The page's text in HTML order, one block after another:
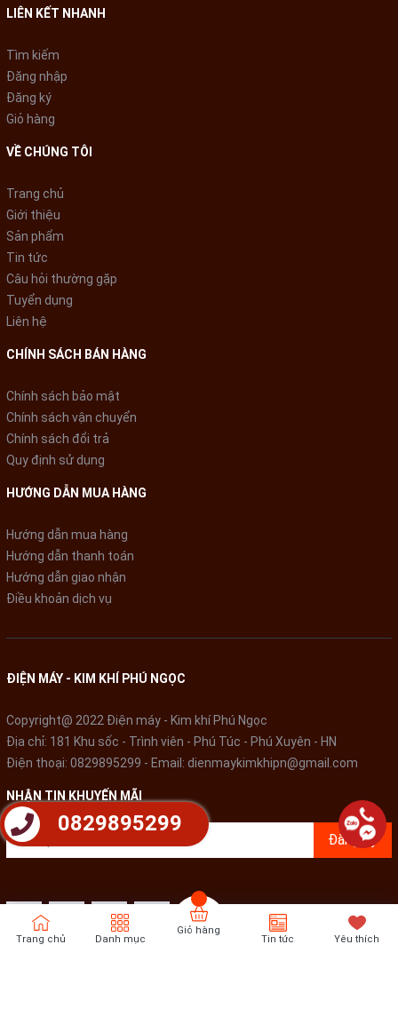
LIÊN KẾT NHANH
Tìm kiếm
Đăng nhập
Đăng ký
Giỏ hàng
VỀ CHÚNG TÔI
Trang chủ
Giới thiệu
Sản phẩm
Tin tức
Câu hỏi thường gặp
Tuyển dụng
Liên hệ
CHÍNH SÁCH BÁN HÀNG
Chính sách bảo mật
Chính sách vận chuyển
Chính sách đổi trả
Quy định sử dụng
HƯỚNG DẪN MUA HÀNG
Hướng dẫn mua hàng
Hướng dẫn thanh toán
Hướng dẫn giao nhận
Điều khoản dịch vụ
ĐIỆN MÁY - KIM KHÍ PHÚ NGỌC
Copyright@ 2022 Điện máy - Kim khí Phú Ngọc
Địa chỉ: 181 Khu sốc - Trình viên - Phú Túc - Phú Xuyên - HN
Điện thoại: 0829895299 - Email: dienmaykimkhipn@gmail.com
NHẬN TIN KHUYẾN MÃI
Đăng ký
Trang chủ Danh mục
Giỏ hàng
Tin tức Yêu thích
0829895299